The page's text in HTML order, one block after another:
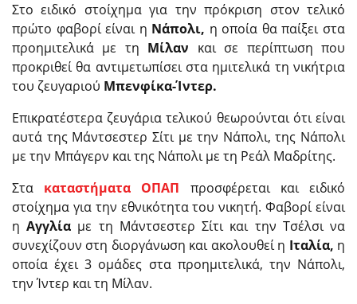
Στο ειδικό στοίχημα για την πρόκριση στον τελικό
πρώτο φαβορί είναι η Νάπολι, η οποία θα παίξει στα
προημιτελικά με τη Μίλαν και σε περίπτωση που
προκριθεί θα αντιμετωπίσει στα ημιτελικά τη νικήτρια
του ζευγαριού Μπενφίκα-Ίντερ.
Επικρατέστερα ζευγάρια τελικού θεωρούνται ότι είναι
αυτά της Μάντσεστερ Σίτι με την Νάπολι, της Νάπολι
με την Μπάγερν και της Νάπολι με τη Ρεάλ Μαδρίτης.
Στα καταστήματα ΟΠΑΠ
προσφέρεται και ειδικό
στοίχημα για την εθνικότητα του νικητή. Φαβορί είναι
ηΑγγλία με τη Μάντσεστερ Σίτι και την Τσέλσι να
συνεχίζουν στη διοργάνωση και ακολουθεί η Ιταλία, η
οποία έχει 3 ομάδες στα προημιτελικά, την Νάπολι,
την Ίντερ και τη Μίλαν.